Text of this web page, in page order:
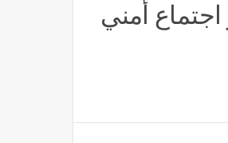
أمني